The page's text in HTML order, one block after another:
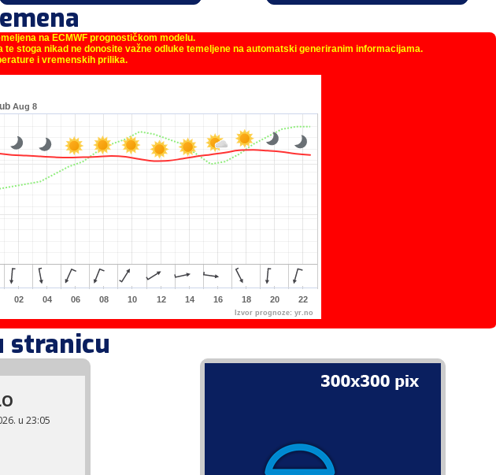
na ECMWF prognostičkom modelu.
stoga nikad ne donosite važne odluke temeljene na automatski generiranim informacijama.
i vremenskih prilika.
02 04 06 08 10 12 14 16 18 20 22
Aug 8
Izvor prognoze: yr.no
stranicu